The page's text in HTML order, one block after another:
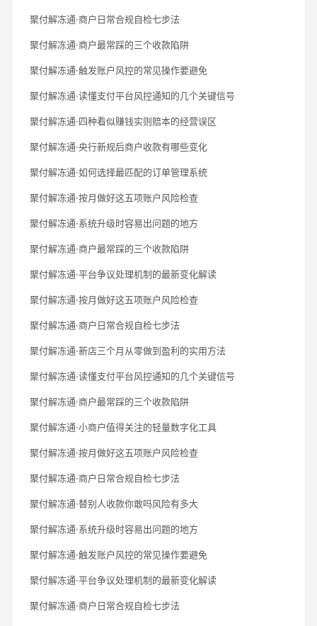
聚付解冻通·商户日常合规自检七步法
聚付解冻通·商户最常踩的三个收款陷阱
聚付解冻通·触发账户风控的常见操作要避免
聚付解冻通·读懂支付平台风控通知的几个关键信号
聚付解冻通·四种看似赚钱实则赔本的经营误区
聚付解冻通·央行新规后商户收款有哪些变化
聚付解冻通·如何选择最匹配的订单管理系统
聚付解冻通·按月做好这五项账户风险检查
聚付解冻通·系统升级时容易出问题的地方
聚付解冻通·商户最常踩的三个收款陷阱
聚付解冻通·平台争议处理机制的最新变化解读
聚付解冻通·按月做好这五项账户风险检查
聚付解冻通·商户日常合规自检七步法
聚付解冻通·新店三个月从零做到盈利的实用方法
聚付解冻通·读懂支付平台风控通知的几个关键信号
聚付解冻通·商户最常踩的三个收款陷阱
聚付解冻通·小商户值得关注的轻量数字化工具
聚付解冻通·按月做好这五项账户风险检查
聚付解冻通·商户日常合规自检七步法
聚付解冻通·替别人收款你敢吗风险有多大
聚付解冻通·系统升级时容易出问题的地方
聚付解冻通·触发账户风控的常见操作要避免
聚付解冻通·平台争议处理机制的最新变化解读
聚付解冻通·商户日常合规自检七步法